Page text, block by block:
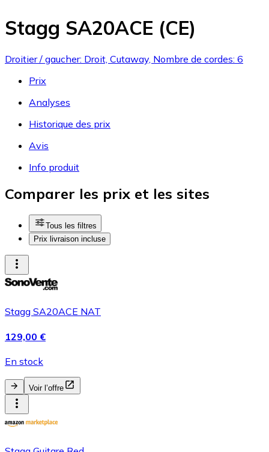
Stagg SA20ACE (CE)
Droitier / gaucher: Droit, Cutaway, Nombre de cordes: 6
Prix
Analyses
Historique des prix
Avis
Info produit
Comparer les prix et les sites
Tous les filtres
Prix livraison incluse
Stagg SA20ACE NAT
129,00 €
En stock
Voir l’offre